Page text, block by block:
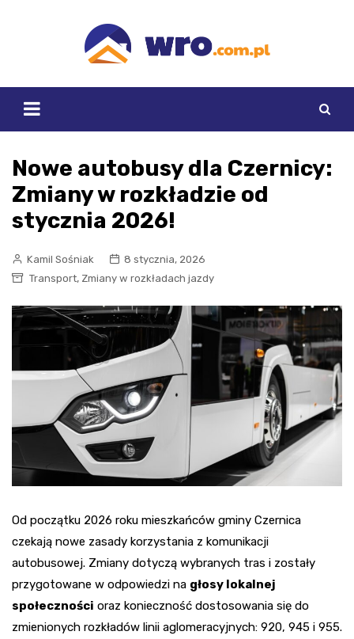
Nowe autobusy dla Czernicy:
Zmiany w rozkładzie od
stycznia 2026!
Kamil Sośniak
8 stycznia, 2026
Transport, Zmiany w rozkładach jazdy
Od początku 2026 roku mieszkańców gminy Czernica
czekają nowe zasady korzystania z komunikacji
autobusowej. Zmiany dotyczą wybranych tras i zostały
przygotowane w odpowiedzi na głosy lokalnej
społeczności oraz konieczność dostosowania się do
zmienionych rozkładów linii aglomeracyjnych: 920, 945 i 955.